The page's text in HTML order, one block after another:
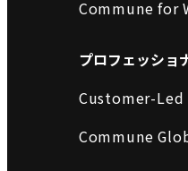
Commune for
プロフェッショ
Customer-Led
Commune